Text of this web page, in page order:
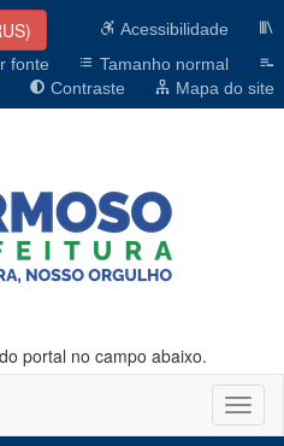
Acessibilidade
fonte
Tamanho normal
Contraste Mapa do site
portal no campo abaixo.